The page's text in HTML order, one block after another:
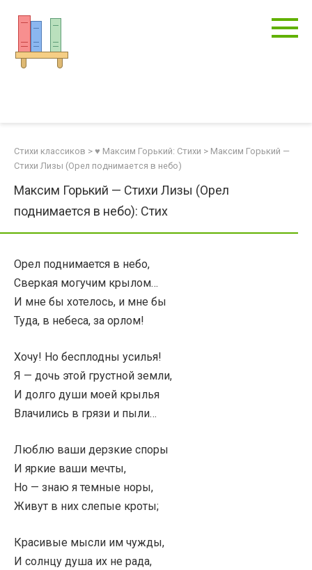
контенту
Стихи классиков > ♥ Максим Горький: Стихи > Максим Горький —
Стихи Лизы (Орел поднимается в небо)
Максим Горький — Стихи Лизы (Орел
поднимается в небо): Стих
Орел поднимается в небо,
Сверкая могучим крылом…
И мне бы хотелось, и мне бы
Туда, в небеса, за орлом!
Хочу! Но бесплодны усилья!
Я — дочь этой грустной земли,
И долго души моей крылья
Влачились в грязи и пыли…
Люблю ваши дерзкие споры
И яркие ваши мечты,
Но — знаю я темные норы,
Живут в них слепые кроты;
Красивые мысли им чужды,
И солнцу душа их не рада,